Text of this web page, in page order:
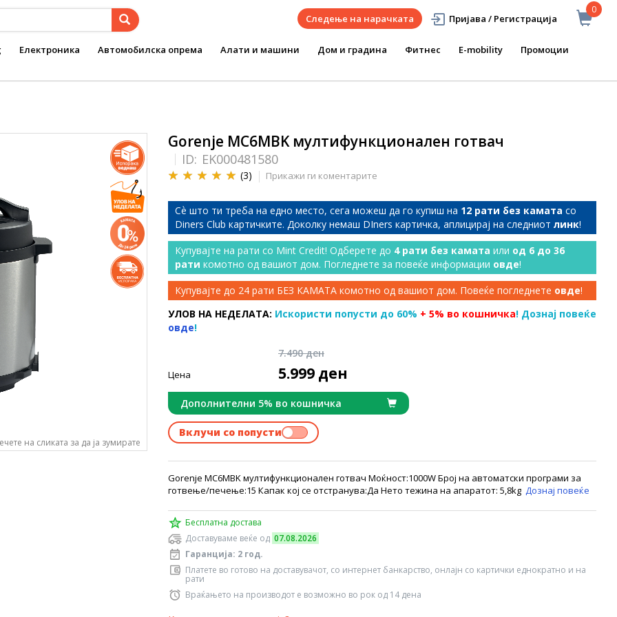
0
Следење на нарачката Пријава / Регистрација
Електроника Автомобилска опрема Алати и машини Дом и градина Фитнес E-mobility Промоции
на сликата за да ја зумирате
Gorenje MC6MBK мултифункционален готвач
ID: EK000481580
(3) Прикажи ги коментарите
Сѐ што ти треба на едно место, сега можеш да го купиш на 12 рати без камата со
Diners Club картичките. Доколку немаш DIners картичка, аплицирај на следниот линк!
Купувајте на рати со Mint Credit! Одберете до 4 рати без камата или од 6 до 36
рати комотно од вашиот дом. Погледнете за повеќе информации овде!
Купувајте до 24 рати БЕЗ КАМАТА комотно од вашиот дом. Повеќе погледнете овде!
УЛОВ НА НЕДЕЛАТА: Искористи попусти до 60% + 5% во кошничка! Дознај повеќе
овде!
7.490 ден
Цена 5.999 ден
Дополнителни 5% во кошничка
Вклучи со попусти
Gorenje MC6MBK мултифункционален готвач Моќност:1000W Број на автоматски програми за
готвење/печење:15 Капак кој се отстранува:Да Нето тежина на апаратот: 5,8kg Дознај повеќе
Бесплатна достава
Доставуваме веќе од 07.08.2026
Гаранција: 2 год.
Платете во готово на доставувачот, со интернет банкарство, онлајн со картички еднократно и на
рати
Враќањето на производот е возможно во рок од 14 дена